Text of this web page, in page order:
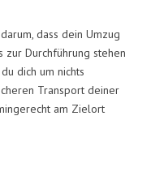
dass dein Umzug
zur Durchführung stehen
dich um nichts
Transport deiner
am Zielort